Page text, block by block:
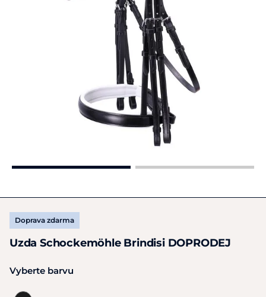
Doprava zdarma
Uzda Schockemöhle Brindisi DOPRODEJ
Vyberte barvu